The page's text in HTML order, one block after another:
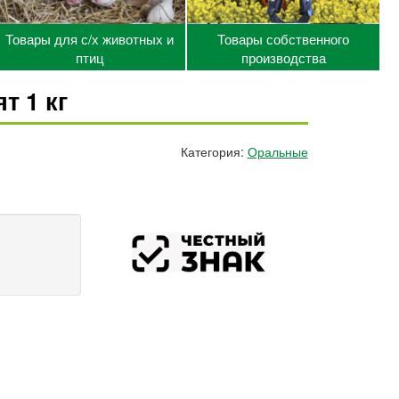
Товары для с/х животных и
птиц
Товары собственного
производства
1 кг
Категория: Оральные